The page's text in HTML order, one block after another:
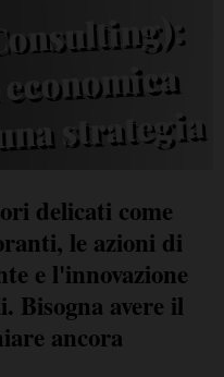
strategia
delicati come
le azioni di
e l'innovazione
Bisogna avere il
ancora